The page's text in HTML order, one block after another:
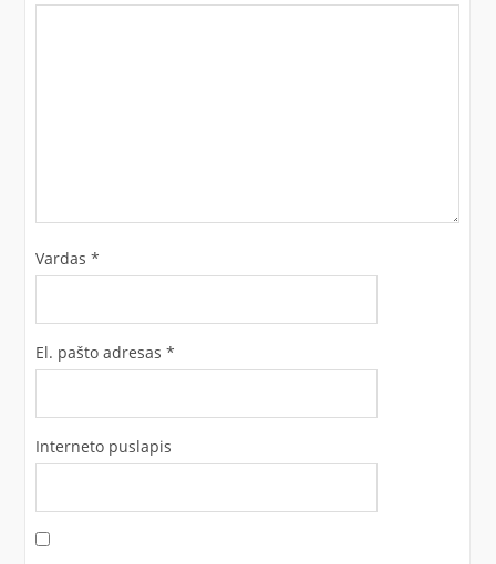
Vardas *
El. pašto adresas *
Interneto puslapis